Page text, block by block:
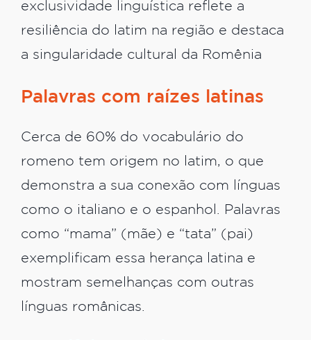
exclusividade linguística reflete a
resiliência do latim na região e destaca
a singularidade cultural da Romênia
Palavras com raízes latinas
Cerca de 60% do vocabulário do
romeno tem origem no latim, o que
demonstra a sua conexão com línguas
como o italiano e o espanhol. Palavras
como “mama” (mãe) e “tata” (pai)
exemplificam essa herança latina e
mostram semelhanças com outras
línguas românicas.